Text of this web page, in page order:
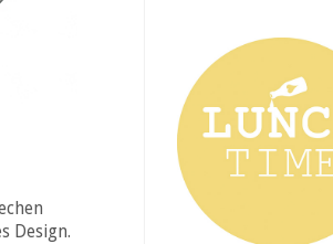
Design.